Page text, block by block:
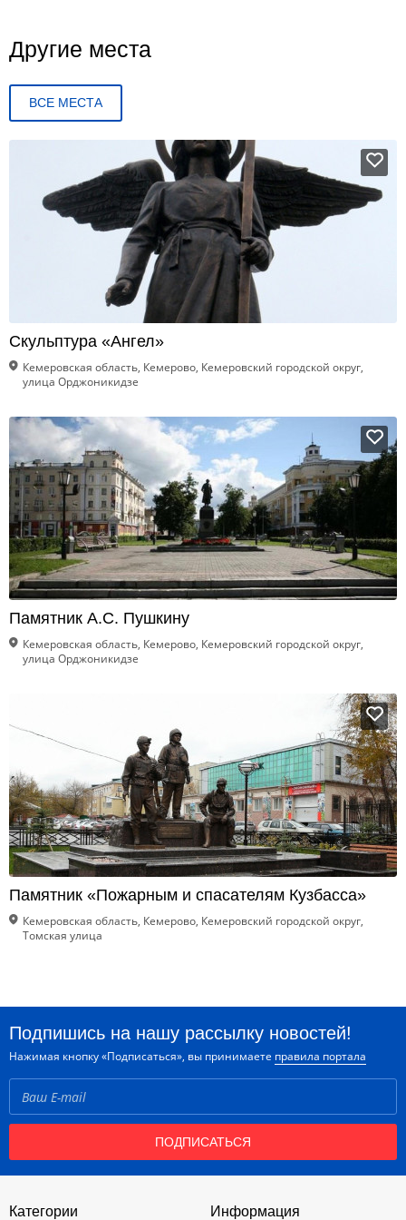
Другие места
ВСЕ МЕСТА
Скульптура «Ангел»
Кемеровская область, Кемерово, Кемеровский городской округ,
улица Орджоникидзе
Памятник А.С. Пушкину
Кемеровская область, Кемерово, Кемеровский городской округ,
улица Орджоникидзе
Памятник «Пожарным и спасателям Кузбасса»
Кемеровская область, Кемерово, Кемеровский городской округ,
Томская улица
Подпишись на нашу рассылку новостей!
Нажимая кнопку «Подписаться», вы принимаете правила портала
ПОДПИСАТЬСЯ
Категории Информация